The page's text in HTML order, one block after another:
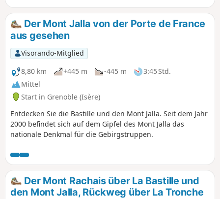
Der Mont Jalla von der Porte de France
aus gesehen
Visorando-Mitglied
8,80 km
+445 m -445 m
3:45 Std.
Mittel
Start in Grenoble (Isère)
Entdecken Sie die Bastille und den Mont Jalla. Seit dem Jahr
2000 befindet sich auf dem Gipfel des Mont Jalla das
nationale Denkmal für die Gebirgstruppen.
Der Mont Rachais über La Bastille und
den Mont Jalla, Rückweg über La Tronche